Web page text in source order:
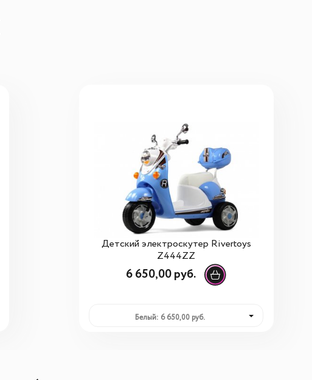
Детский электроскутер Rivertoys
Z444ZZ
6 650,00 руб.
Белый: 6 650,00 руб.